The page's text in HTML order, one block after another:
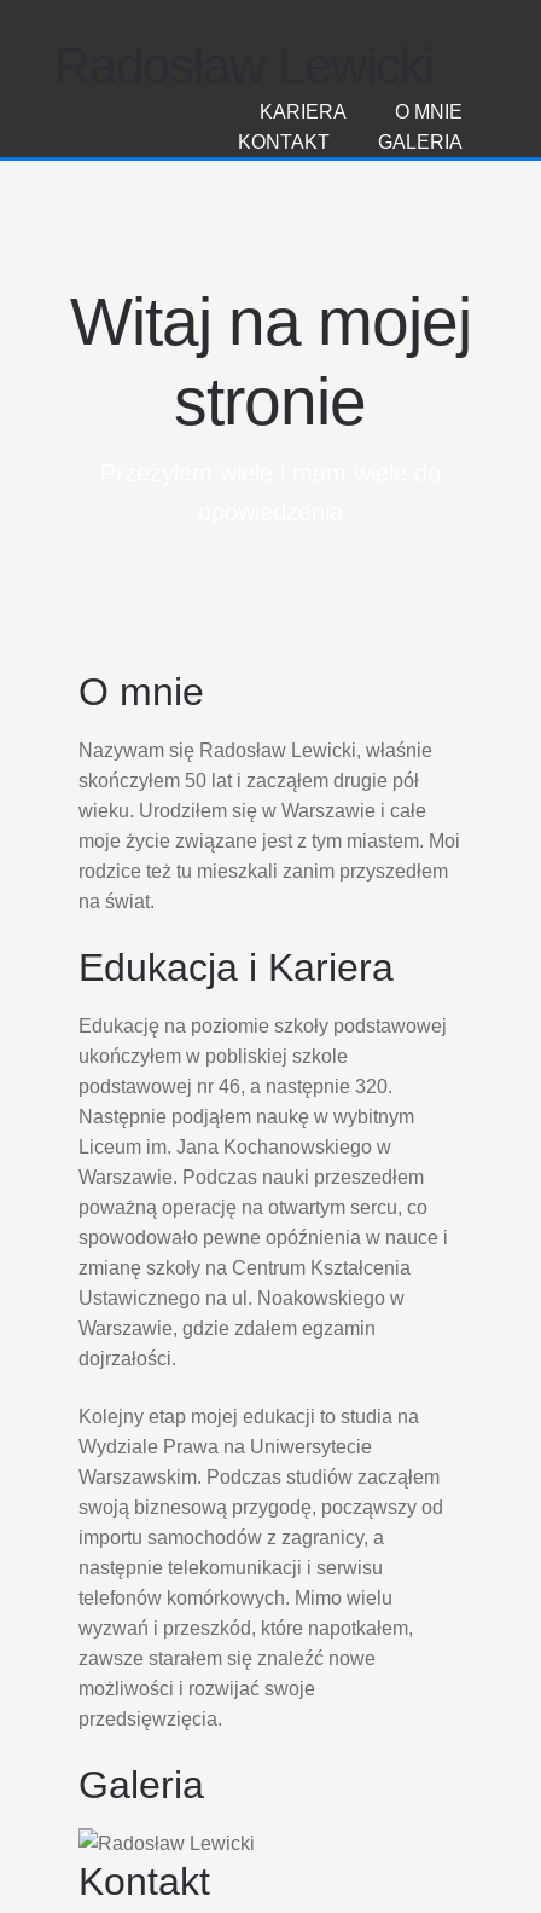
O MNIE
KARIERA
GALERIA
KONTAKT
Witaj na mojej
stronie
O mnie
Nazywam się Radosław Lewicki, właśnie
skończyłem 50 lat i zacząłem drugie pół
wieku. Urodziłem się w Warszawie i całe
moje życie związane jest z tym miastem. Moi
rodzice też tu mieszkali zanim przyszedłem
na świat.
Edukacja i Kariera
Edukację na poziomie szkoły podstawowej
ukończyłem w pobliskiej szkole
podstawowej nr 46, a następnie 320.
Następnie podjąłem naukę w wybitnym
Liceum im. Jana Kochanowskiego w
Warszawie. Podczas nauki przeszedłem
poważną operację na otwartym sercu, co
spowodowało pewne opóźnienia w nauce i
zmianę szkoły na Centrum Kształcenia
Ustawicznego na ul. Noakowskiego w
Warszawie, gdzie zdałem egzamin
dojrzałości.
Kolejny etap mojej edukacji to studia na
Wydziale Prawa na Uniwersytecie
Warszawskim. Podczas studiów zacząłem
swoją biznesową przygodę, począwszy od
importu samochodów z zagranicy, a
następnie telekomunikacji i serwisu
telefonów komórkowych. Mimo wielu
wyzwań i przeszkód, które napotkałem,
zawsze starałem się znaleźć nowe
możliwości i rozwijać swoje
przedsięwzięcia.
Galeria
Kontakt